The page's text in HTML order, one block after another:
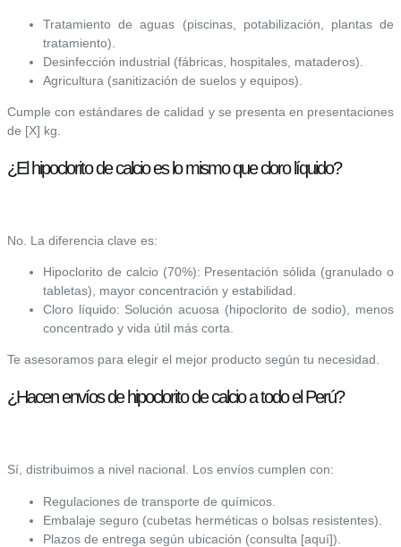
Tratamiento de aguas (piscinas, potabilización, plantas de
tratamiento).
Desinfección industrial (fábricas, hospitales, mataderos).
Agricultura (sanitización de suelos y equipos).
Cumple con estándares de calidad y se presenta en presentaciones
de [X] kg.
¿El hipoclorito de calcio es lo mismo que cloro líquido?
No. La diferencia clave es:
Hipoclorito de calcio (70%): Presentación sólida (granulado o
tabletas), mayor concentración y estabilidad.
Cloro líquido: Solución acuosa (hipoclorito de sodio), menos
concentrado y vida útil más corta.
Te asesoramos para elegir el mejor producto según tu necesidad.
¿Hacen envíos de hipoclorito de calcio a todo el Perú?
Sí, distribuimos a nivel nacional. Los envíos cumplen con:
Regulaciones de transporte de químicos.
Embalaje seguro (cubetas herméticas o bolsas resistentes).
Plazos de entrega según ubicación (consulta [aquí]).